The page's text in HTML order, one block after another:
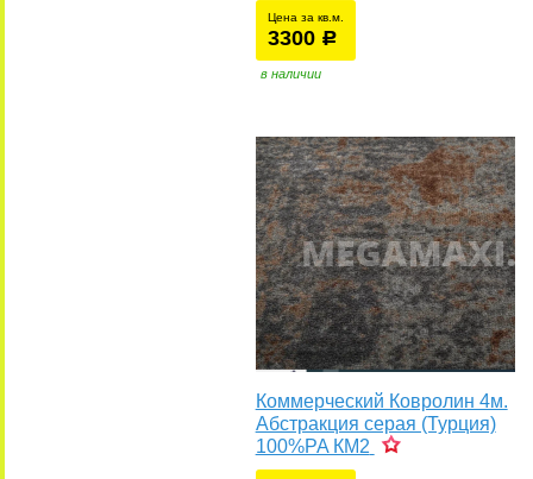
Цена за кв.м.
3300 р
в наличии
Коммерческий Ковролин 4м.
Абстракция серая (Турция)
100%PA КМ2